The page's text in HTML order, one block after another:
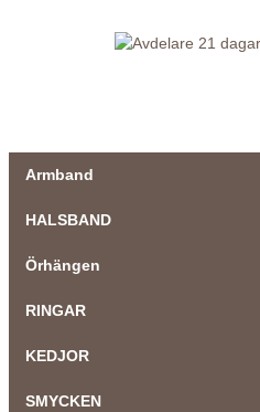
21
Armband
HALSBAND
Örhängen
RINGAR
KEDJOR
SMYCKEN